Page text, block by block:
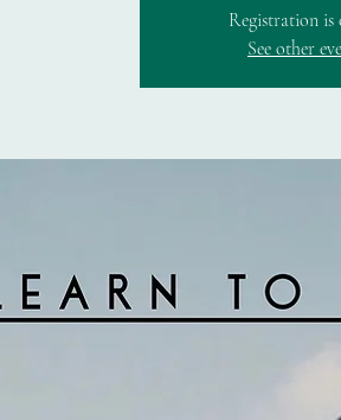
Registration is
See other